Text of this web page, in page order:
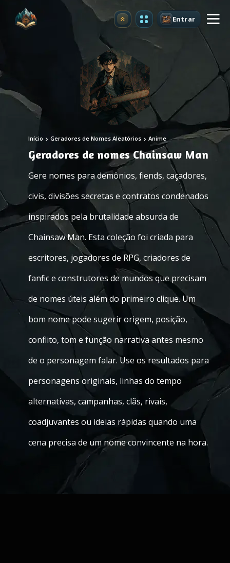
Atualizar Entrar
Início Geradores de Nomes Aleatórios Anime
Geradores de nomes Chainsaw Man
Gere nomes para demônios, fiends, caçadores,
civis, divisões secretas e contratos condenados
inspirados pela brutalidade absurda de
Chainsaw Man. Esta coleção foi criada para
escritores, jogadores de RPG, criadores de
fanfic e construtores de mundos que precisam
de nomes úteis além do primeiro clique. Um
bom nome pode sugerir origem, posição,
conflito, tom e função narrativa antes mesmo
de o personagem falar. Use os resultados para
personagens originais, linhas do tempo
alternativas, campanhas, clãs, rivais,
coadjuvantes ou ideias rápidas quando uma
cena precisa de um nome convincente na hora.